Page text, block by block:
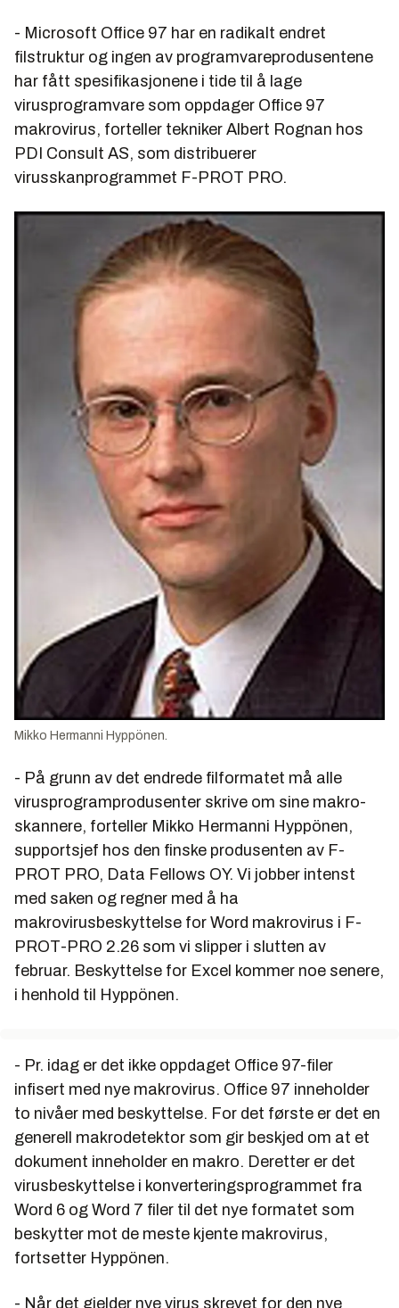
- Microsoft Office 97 har en radikalt endret
filstruktur og ingen av programvareprodusentene
har fått spesifikasjonene i tide til å lage
virusprogramvare som oppdager Office 97
makrovirus, forteller tekniker Albert Rognan hos
PDI Consult AS, som distribuerer
virusskanprogrammet F-PROT PRO.
Mikko Hermanni Hyppönen.
- På grunn av det endrede filformatet må alle
virusprogramprodusenter skrive om sine makro-
skannere, forteller Mikko Hermanni Hyppönen,
supportsjef hos den finske produsenten av F-
PROT PRO, Data Fellows OY. Vi jobber intenst
med saken og regner med å ha
makrovirusbeskyttelse for Word makrovirus i F-
PROT-PRO 2.26 som vi slipper i slutten av
februar. Beskyttelse for Excel kommer noe senere,
i henhold til Hyppönen.
- Pr. idag er det ikke oppdaget Office 97-filer
infisert med nye makrovirus. Office 97 inneholder
to nivåer med beskyttelse. For det første er det en
generell makrodetektor som gir beskjed om at et
dokument inneholder en makro. Deretter er det
virusbeskyttelse i konverteringsprogrammet fra
Word 6 og Word 7 filer til det nye formatet som
beskytter mot de meste kjente makrovirus,
fortsetter Hyppönen.
- Når det gjelder nye virus skrevet for den nye